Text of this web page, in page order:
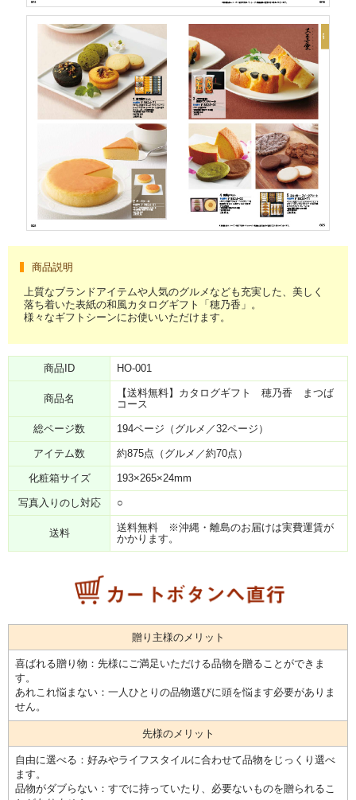
商品説明
上質なブランドアイテムや人気のグルメなども充実した、美しく
落ち着いた表紙の和風カタログギフト「穂乃香」。
様々なギフトシーンにお使いいただけます。
商品ID HO-001
商品名
【送料無料】カタログギフト 穂乃香 まつば
コース
総ページ数 194ページ（グルメ／32ページ）
アイテム数 約875点（グルメ／約70点）
化粧箱サイズ 193×265×24mm
写真入りのし対応 ○
送料
送料無料 ※沖縄・離島のお届けは実費運賃が
かかります。
贈り主様のメリット
喜ばれる贈り物：先様にご満足いただける品物を贈ることができま
す。
あれこれ悩まない：一人ひとりの品物選びに頭を悩ます必要がありま
せん。
先様のメリット
自由に選べる：好みやライフスタイルに合わせて品物をじっくり選べ
ます。
品物がダブらない：すでに持っていたり、必要ないものを贈られるこ